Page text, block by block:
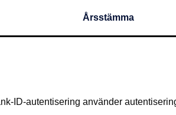
Årsstämma
ID-autentisering använder